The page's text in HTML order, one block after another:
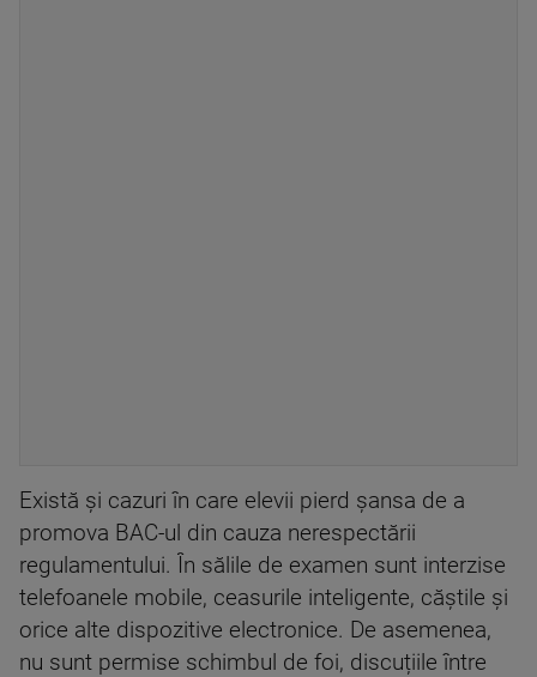
Există și cazuri în care elevii pierd șansa de a
promova BAC-ul din cauza nerespectării
regulamentului. În sălile de examen sunt interzise
telefoanele mobile, ceasurile inteligente, căștile și
orice alte dispozitive electronice. De asemenea,
nu sunt permise schimbul de foi, discuțiile între